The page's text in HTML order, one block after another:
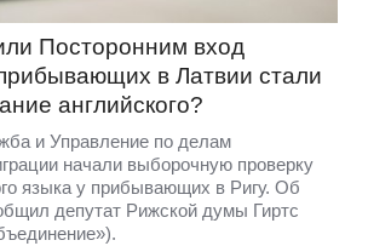
Посторонним вход
в Латвии стали
английского?
и Управление по делам
начали выборочную проверку
языка у прибывающих в Ригу. Об
депутат Рижской думы Гиртс